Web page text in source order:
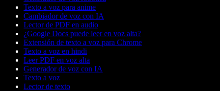
Texto a voz para anime
Cambiador de voz con IA
Lector de PDF en audio
¿Google Docs puede leer en voz alta?
Extensión de texto a voz para Chrome
Texto a voz en hindi
Leer PDF en voz alta
Generador de voz con IA
Texto a voz
Lector de texto